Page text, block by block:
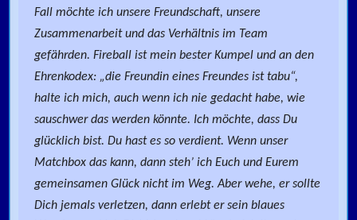
Fall möchte ich unsere Freundschaft, unsere
Zusammenarbeit und das Verhältnis im Team
gefährden. Fireball ist mein bester Kumpel und an den
Ehrenkodex: „die Freundin eines Freundes ist tabu“,
halte ich mich, auch wenn ich nie gedacht habe, wie
sauschwer das werden könnte. Ich möchte, dass Du
glücklich bist. Du hast es so verdient. Wenn unser
Matchbox das kann, dann steh’ ich Euch und Eurem
gemeinsamen Glück nicht im Weg. Aber wehe, er sollte
Dich jemals verletzen, dann erlebt er sein blaues